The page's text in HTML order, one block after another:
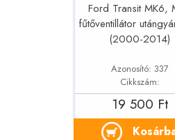
Ford Transit MK6,
fűtőventillátor
(2000-2014)
Azonosító: 337
Cikkszám:
19 500 Ft